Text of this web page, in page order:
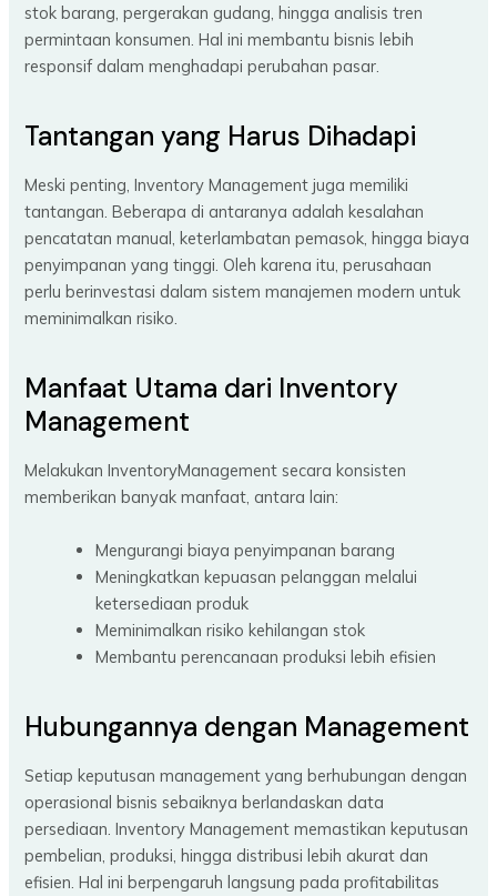
stok barang, pergerakan gudang, hingga analisis tren
permintaan konsumen. Hal ini membantu bisnis lebih
responsif dalam menghadapi perubahan pasar.
Tantangan yang Harus Dihadapi
Meski penting, Inventory Management juga memiliki
tantangan. Beberapa di antaranya adalah kesalahan
pencatatan manual, keterlambatan pemasok, hingga biaya
penyimpanan yang tinggi. Oleh karena itu, perusahaan
perlu berinvestasi dalam sistem manajemen modern untuk
meminimalkan risiko.
Manfaat Utama dari Inventory
Management
Melakukan InventoryManagement secara konsisten
memberikan banyak manfaat, antara lain:
Mengurangi biaya penyimpanan barang
Meningkatkan kepuasan pelanggan melalui
ketersediaan produk
Meminimalkan risiko kehilangan stok
Membantu perencanaan produksi lebih efisien
Hubungannya dengan Management
Setiap keputusan management yang berhubungan dengan
operasional bisnis sebaiknya berlandaskan data
persediaan. Inventory Management memastikan keputusan
pembelian, produksi, hingga distribusi lebih akurat dan
efisien. Hal ini berpengaruh langsung pada profitabilitas